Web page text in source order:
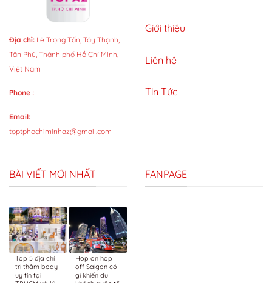
Địa chỉ: Lê Trọng Tấn, Tây Thạnh,
Tân Phú, Thành phố Hồ Chí Minh,
Việt Nam
Phone :
Email:
toptphochiminhaz@gmail.com
Giới thiệu
Liên hệ
Tin Tức
BÀI VIẾT MỚI NHẤT
Top 5 địa chỉ
trị thâm body
uy tín tại
Hop on hop
off Saigon có
gì khiến du
FANPAGE